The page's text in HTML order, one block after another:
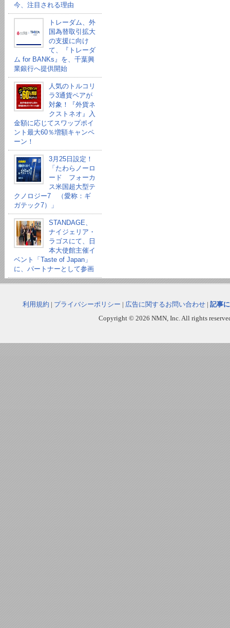
今、注目される理由
トレーダム、外
国為替取引拡大
の支援に向け
て、『トレーダ
ム for BANKs』を、千葉興
業銀行へ提供開始
人気のトルコリ
ラ3通貨ペアが
対象！『外貨ネ
クストネオ』入
金額に応じてスワップポイ
ント最大60％増額キャンペ
ーン！
3月25日設定！
「たわらノーロ
ード フォーカ
ス米国超大型テ
クノロジー7 （愛称：ギ
ガテック7）」
STANDAGE、
ナイジェリア・
ラゴスにて、日
本大使館主催イ
ベント「Taste of Japan」
に、パートナーとして参画
利用規約 | プライバシーポリシー | 広告に関するお問い合わせ | 記事
Copyright © 2026 NMN, Inc. All rights